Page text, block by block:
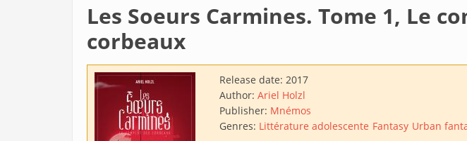
Les Soeurs Carmines. Tome 1, Le
corbeaux
Release date: 2017
Author: Ariel Holzl
Publisher: Mnémos
Genres: Littérature adolescente Fantasy Urban